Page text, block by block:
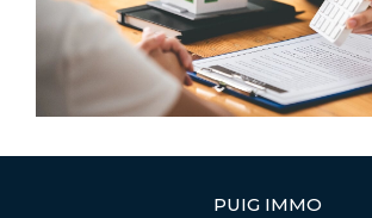
PUIG IMMO